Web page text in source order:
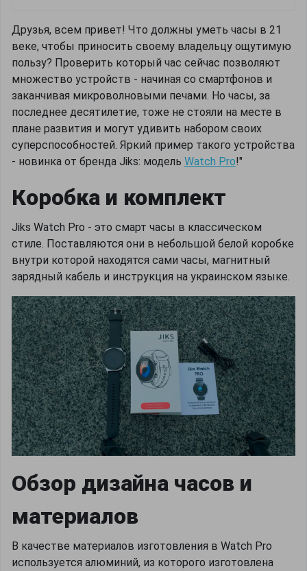
Друзья, всем привет! Что должны уметь часы в 21
веке, чтобы приносить своему владельцу ощутимую
пользу? Проверить который час сейчас позволяют
множество устройств - начиная со смартфонов и
заканчивая микроволновыми печами. Но часы, за
последнее десятилетие, тоже не стояли на месте в
плане развития и могут удивить набором своих
суперспособностей. Яркий пример такого устройства
- новинка от бренда Jiks: модель Watch Pro!"
Коробка и комплект
Jiks Watch Pro - это смарт часы в классическом
стиле. Поставляются они в небольшой белой коробке
внутри которой находятся сами часы, магнитный
зарядный кабель и инструкция на украинском языке.
Обзор дизайна часов и
материалов
В качестве материалов изготовления в Watch Pro
используется алюминий, из которого изготовлена